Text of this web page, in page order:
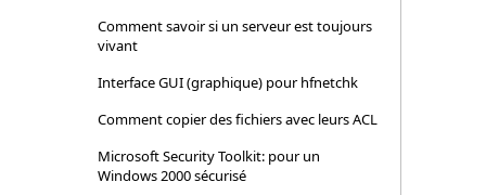
Comment savoir si un serveur est toujours
vivant
Interface GUI (graphique) pour hfnetchk
Comment copier des fichiers avec leurs ACL
Microsoft Security Toolkit: pour un
Windows 2000 sécurisé